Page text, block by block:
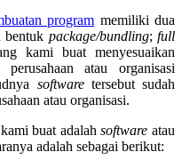
program memiliki dua
package/bundling; full
kami buat menyesuaikan
atau organisasi
softwaretersebut sudah
atau organisasi.
buat adalahsoftware atau
adalah sebagai berikut: